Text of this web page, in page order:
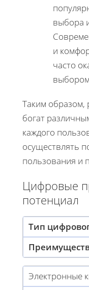
выбора
и
часто
Таким образом,
богат
каждого
осуществлять
пользования и
Цифровые
потенциал
Тип
Электронные